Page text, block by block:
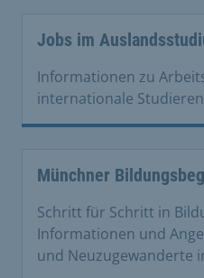
Jobs im
Informationen zu
internationale
Münchner
Schritt für Schritt in
Informationen und
und Neuzugewanderte